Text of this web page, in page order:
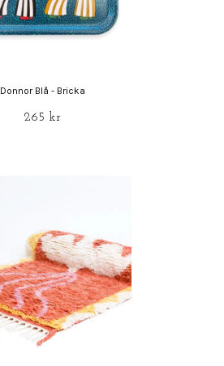
Donnor Blå - Bricka
265 kr